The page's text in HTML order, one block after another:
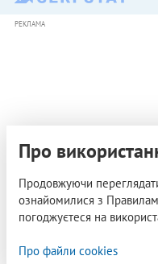
РЕКЛАМА
Про
Продовжуючи
ознайомилися з
погоджуєтеся на
Про файли cookies